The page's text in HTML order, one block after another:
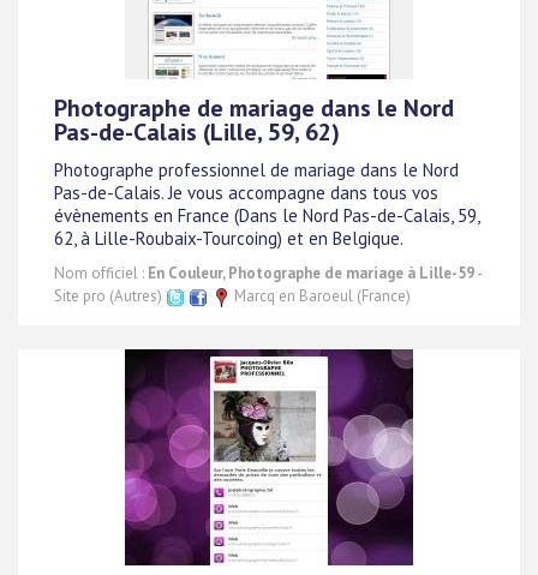
Photographe de mariage dans le Nord
Pas-de-Calais (Lille, 59, 62)
Photographe professionnel de mariage dans le Nord
Pas-de-Calais. Je vous accompagne dans tous vos
évènements en France (Dans le Nord Pas-de-Calais, 59,
62, à Lille-Roubaix-Tourcoing) et en Belgique.
Nom officiel : En Couleur, Photographe de mariage à Lille-59-
Site pro (Autres)
Marcq en Baroeul (France)